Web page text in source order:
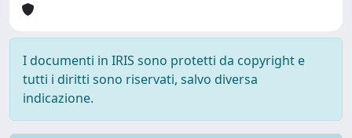
I documenti in IRIS sono protetti da copyright e
tutti i diritti sono riservati, salvo diversa
indicazione.